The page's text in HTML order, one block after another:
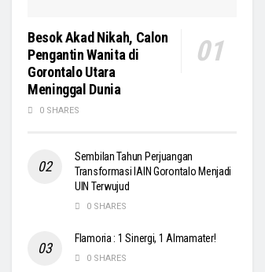
Besok Akad Nikah, Calon
Pengantin Wanita di
Gorontalo Utara
Meninggal Dunia
0 SHARES
Sembilan Tahun Perjuangan
Transformasi IAIN Gorontalo Menjadi
UIN Terwujud
0 SHARES
Flamoria : 1 Sinergi, 1 Almamater!
0 SHARES